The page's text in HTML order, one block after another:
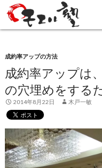
Search
SKIP
TO
成約率アップの方法
成約率アップは
の穴埋めをする
2014年8月22日 木戸一敏